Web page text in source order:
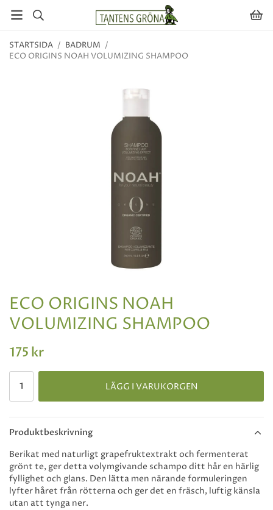
STARTSIDA / BADRUM /
ECO ORIGINS NOAH VOLUMIZING SHAMPOO
ECO ORIGINS NOAH
VOLUMIZING SHAMPOO
175 kr
LÄGG I VARUKORGEN
Produktbeskrivning
Berikat med naturligt grapefruktextrakt och fermenterat
grönt te, ger detta volymgivande schampo ditt hår en härlig
fyllighet och glans. Den lätta men närande formuleringen
lyfter håret från rötterna och ger det en fräsch, luftig känsla
utan att tynga ner.